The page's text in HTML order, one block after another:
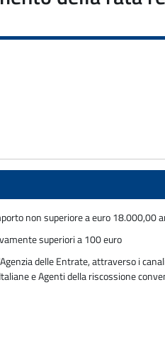
non superiore a euro 18.000,00
superiori a 100 euro
delle Entrate, attraverso i
e Agenti della riscossione